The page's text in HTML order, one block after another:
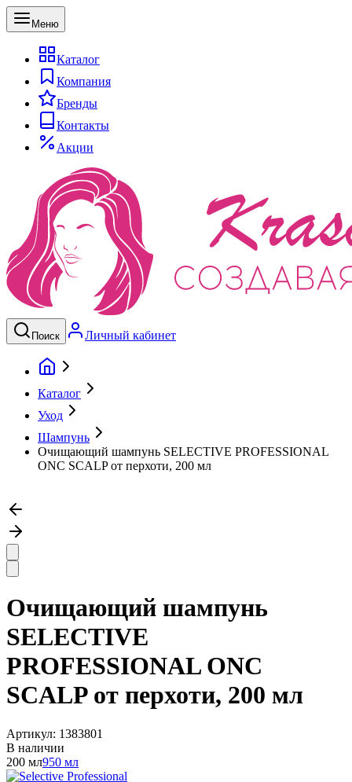
Меню
Каталог
Компания
Бренды
Контакты
Акции
Поиск Личный кабинет
Каталог
Уход
Шампунь
Очищающий шампунь SELECTIVE PROFESSIONAL
ONC SCALP от перхоти, 200 мл
Очищающий шампунь
SELECTIVE
PROFESSIONAL ONC
SCALP от перхоти, 200 мл
Артикул: 1383801
В наличии
200 мл950 мл